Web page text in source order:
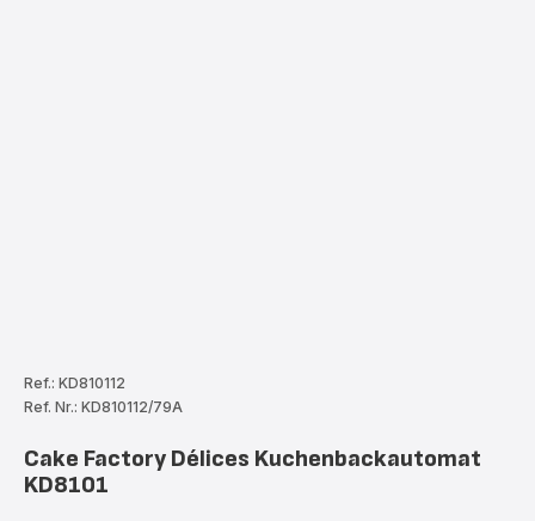
Ref.: KD810112
Ref. Nr.: KD810112/79A
Cake Factory Délices Kuchenbackautomat
KD8101